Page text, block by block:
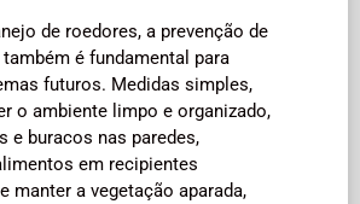
de roedores, a prevenção de
é fundamental para
futuros. Medidas simples,
o ambiente limpo e organizado,
e buracos nas paredes,
em recipientes
manter a vegetação aparada,